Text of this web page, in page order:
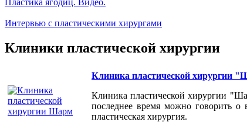
Интервью с пластическими хирургами
Клиники пластической хирургии
Клиника пластической хирургии
Клиника пластической хирургии
последнее время можно говорить о
пластическая хирургия.